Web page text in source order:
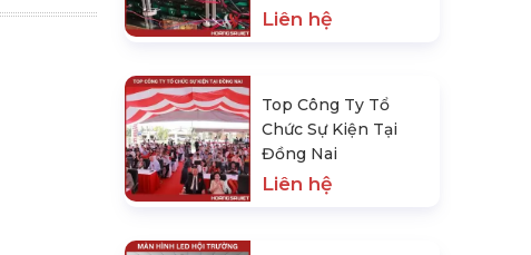
Liên hệ
Top Công Ty Tổ
Chức Sự Kiện Tại
Đồng Nai
Liên hệ